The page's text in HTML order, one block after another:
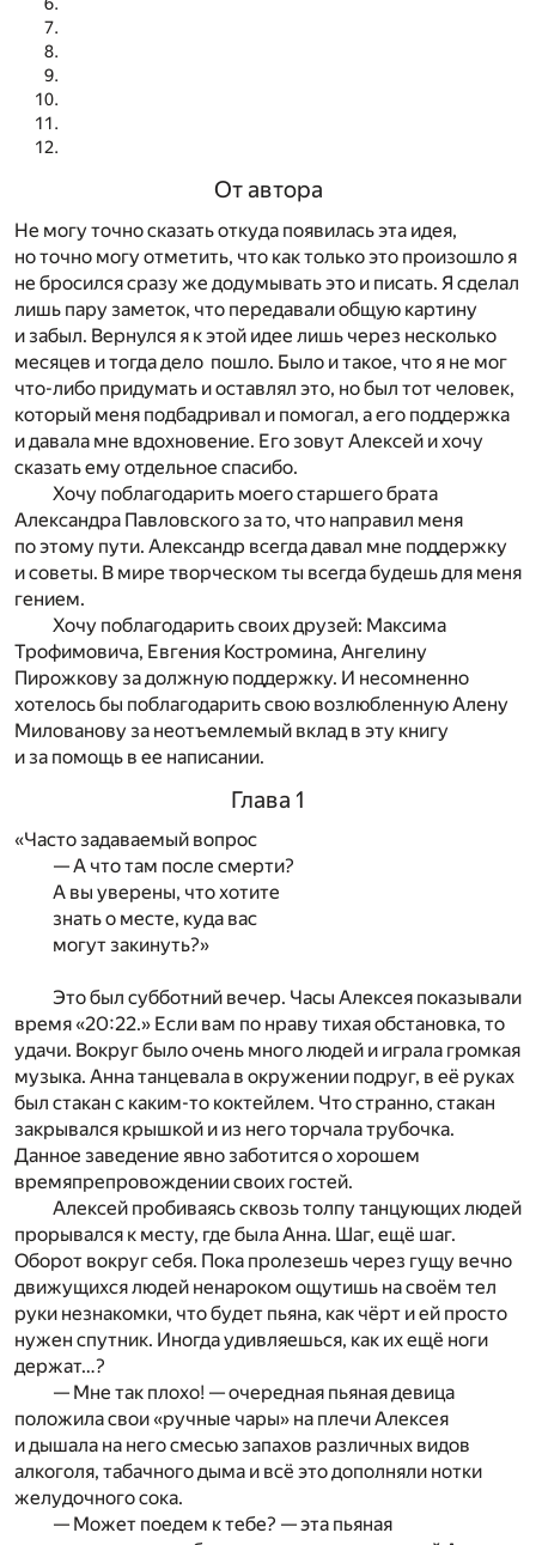
От автора
Не могу точно сказать откуда появилась эта идея,
но точно могу отметить, что как только это произошло я
не бросился сразу же додумывать это и писать. Я сделал
лишь пару заметок, что передавали общую картину
и забыл. Вернулся я к этой идее лишь через несколько
месяцев и тогда дело пошло. Было и такое, что я не мог
что-либо придумать и оставлял это, но был тот человек,
который меня подбадривал и помогал, а его поддержка
и давала мне вдохновение. Его зовут Алексей и хочу
сказать ему отдельное спасибо.
Хочу поблагодарить моего старшего брата
Александра Павловского за то, что направил меня
по этому пути. Александр всегда давал мне поддержку
и советы. В мире творческом ты всегда будешь для меня
гением.
Хочу поблагодарить своих друзей: Максима
Трофимовича, Евгения Костромина, Ангелину
Пирожкову за должную поддержку. И несомненно
хотелось бы поблагодарить свою возлюбленную Алену
Милованову за неотъемлемый вклад в эту книгу
и за помощь в ее написании.
Глава 1
«Часто задаваемый вопрос
— А что там после смерти?
А вы уверены, что хотите
знать о месте, куда вас
могут закинуть?»
Это был субботний вечер. Часы Алексея показывали
время «20:22.» Если вам по нраву тихая обстановка, то
удачи. Вокруг было очень много людей и играла громкая
музыка. Анна танцевала в окружении подруг, в её руках
был стакан с каким-то коктейлем. Что странно, стакан
закрывался крышкой и из него торчала трубочка.
Данное заведение явно заботится о хорошем
времяпрепровождении своих гостей.
Алексей пробиваясь сквозь толпу танцующих людей
прорывался к месту, где была Анна. Шаг, ещё шаг.
Оборот вокруг себя. Пока пролезешь через гущу вечно
движущихся людей ненароком ощутишь на своём тел
руки незнакомки, что будет пьяна, как чёрт и ей просто
нужен спутник. Иногда удивляешься, как их ещё ноги
держат…?
— Мне так плохо! — очередная пьяная девица
положила свои «ручные чары» на плечи Алексея
и дышала на него смесью запахов различных видов
алкоголя, табачного дыма и всё это дополняли нотки
желудочного сока.
— Может поедем к тебе? — эта пьяная